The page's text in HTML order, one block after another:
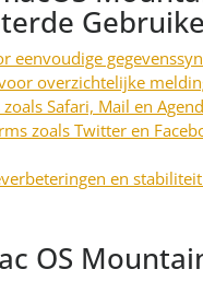
eenvoudige
overzichtelijke
Safari, Mail en
zoals Twitter en
en
OS